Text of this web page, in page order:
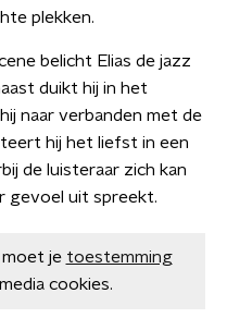
plekken.
belicht Elias de jazz
duikt hij in het
naar verbanden met de
hij het liefst in een
de luisteraar zich kan
gevoel uit spreekt.
je toestemming
cookies.